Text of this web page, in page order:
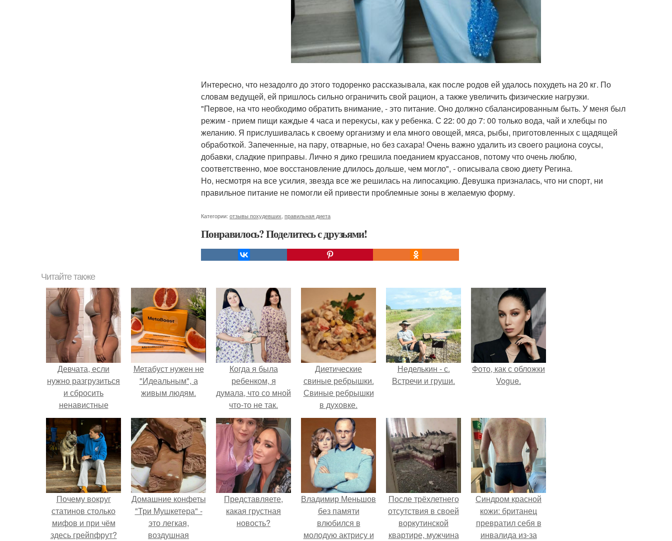
Интересно, что незадолго до этого тодоренко рассказывала, как после родов ей удалось похудеть на 20 кг. По
словам ведущей, ей пришлось сильно ограничить свой рацион, а также увеличить физические нагрузки.
"Первое, на что необходимо обратить внимание, - это питание. Оно должно сбалансированным быть. У меня был
режим - прием пищи каждые 4 часа и перекусы, как у ребенка. С 22: 00 до 7: 00 только вода, чай и хлебцы по
желанию. Я прислушивалась к своему организму и ела много овощей, мяса, рыбы, приготовленных с щадящей
обработкой. Запеченные, на пару, отварные, но без сахара! Очень важно удалить из своего рациона соусы,
добавки, сладкие приправы. Лично я дико грешила поеданием круассанов, потому что очень люблю,
соответственно, мое восстановление длилось дольше, чем могло", - описывала свою диету Регина.
Но, несмотря на все усилия, звезда все же решилась на липосакцию. Девушка призналась, что ни спорт, ни
правильное питание не помогли ей привести проблемные зоны в желаемую форму.
Категории: отзывы похудевших правильная диета
Понравилось? Поделитесь с друзьями!
Читайте также
Девчата, если
нужно разгрузиться
и сбросить
ненавистные
лишние
килограммы.
Метабуст нужен не
"Идеальным", а
живым людям.
Когда я была
ребенком, я
думала, что со мной
что-то не так.
Диетические
свиные ребрышки.
Свиные ребрышки
в духовке.
Неделькин - с.
Встречи и груши.
Фото, как с обложки
Vogue.
Почему вокруг
статинов столько
мифов и при чём
здесь грейпфрут?
Домашние конфеты
"Три Мушкетера" -
это легкая,
воздушная
Представляете,
какая грустная
новость?
Владимир Меньшов
без памяти
влюбился в
молодую актрису и
После трёхлетнего
отсутствия в своей
воркутинской
квартире, мужчина
Синдром красной
кожи: британец
превратил себя в
инвалида из-за